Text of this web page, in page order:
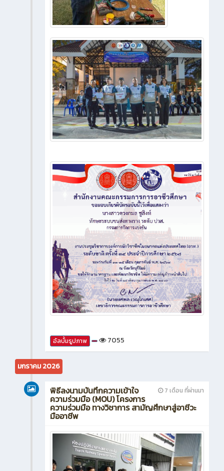
อัลบั้มรูปภาพ 7055
มกราคม 2026
7 เดือน ที่ผ่านมา
พิธีลงนามบันทึกความเข้าใจ
ความร่วมมือ (MOU) โครงการ
ความร่วมมือ ทางวิชาการ สามัญศึกษาสู่อาชีวะ
มืออาชีพ